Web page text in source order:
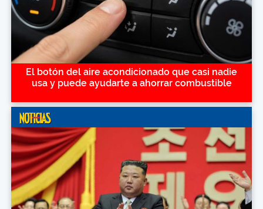
El botón del aire acondicionado que casi nadie
usa y puede ayudarte a ahorrar combustible